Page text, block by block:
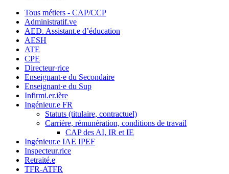
Tous métiers - CAP/CCP
Administratif.ve
AED. Assistant.e d’éducation
AESH
ATE
CPE
Directeur·rice
Enseignant·e du Secondaire
Enseignant·e du Sup
Infirmi.er.ière
Ingénieur.e FR
Statuts (titulaire, contractuel)
Carrière, rémunération, conditions de travail
CAP des AI, IR et IE
Ingénieur.e IAE IPEF
Inspecteur.rice
Retraité.e
TFR-ATFR